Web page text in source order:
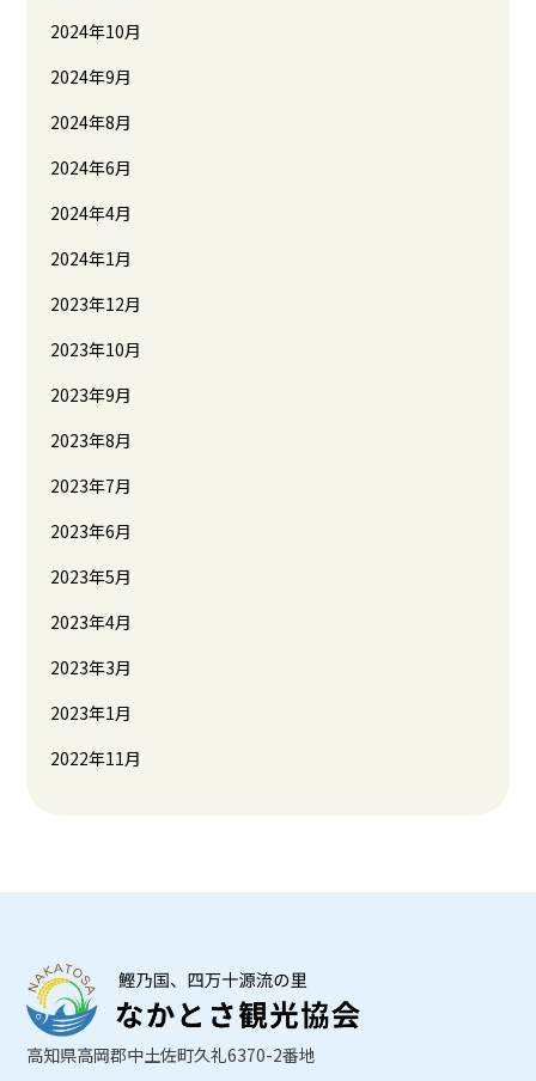
2024年10月
2024年9月
2024年8月
2024年6月
2024年4月
2024年1月
2023年12月
2023年10月
2023年9月
2023年8月
2023年7月
2023年6月
2023年5月
2023年4月
2023年3月
2023年1月
2022年11月
高知県高岡郡中土佐町久礼6370-2番地